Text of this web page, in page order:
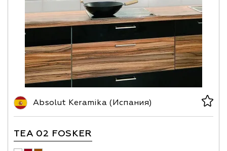
Absolut Keramika (Испания)
TEA 02 FOSKER